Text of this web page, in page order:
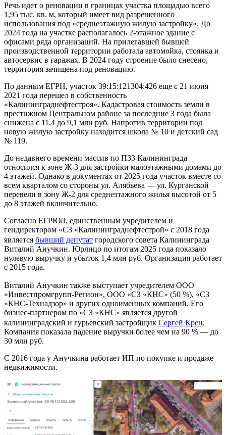
Речь идет о реновации в границах участка площадью всего
1,95 тыс. кв. м, который имеет вид разрешенного
использования под «среднеэтажную жилую застройку». До
2024 года на участке располагалось 2-этажное здание с
офисами ряда организаций. На прилегавшей бывшей
производственной территории работала автомойка, стоянка и
автосервис в гаражах. В 2024 году строение было снесено,
территория зачищена под реновацию.
По данным ЕГРН, участок 39:15:121304:426 еще с 21 июня
2021 года перешел в собственность
«Калининграднефтестроя». Кадастровая стоимость земли в
престижном Центральном районе за последние 3 года была
снижена с 11,4 до 9,1 млн руб. Напротив территории под
новую жилую застройку находится школа № 10 и детский сад
№ 119.
До недавнего времени массив по ПЗЗ Калининграда
относился к зоне Ж-3 для застройки малоэтажными домами до
4 этажей. Однако в документах от 2025 года участок вместе со
всем кварталом со стороны ул. Алябьева — ул. Курганской
перевели в зону Ж-2 для среднеэтажного жилья высотой от 5
до 8 этажей включительно.
Согласно ЕГРЮЛ, единственным учредителем и
гендиректором «СЗ «Калининграднефтестрой» с 2018 года
является бывший депутат городского совета Калининграда
Виталий Анучкин. Юрлицо по итогам 2025 года показало
нулевую выручку и убыток 1,4 млн руб. Организация работает
с 2015 года.
Виталий Анучкин также выступает учредителем ООО
«Инвестпромгрупп-Регион», ООО «СЗ «КНС» (50 %), «СЗ
«КНС-Технадзор» и других одноименных компаний. Его
бизнес-партнером по «СЗ «КНС» является другой
калининградский и гурьевский застройщик Сергей Крец.
Компания показала падение выручки более чем на 90 % — до
30 млн руб.
С 2016 года у Анучкина работает ИП по покупке и продаже
недвижимости.